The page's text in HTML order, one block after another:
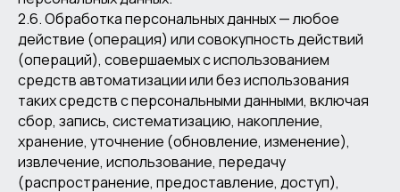
2.6. Обработка персональных данных — любое
действие (операция) или совокупность действий
(операций), совершаемых с использованием
средств автоматизации или без использования
таких средств с персональными данными, включая
сбор, запись, систематизацию, накопление,
хранение, уточнение (обновление, изменение),
извлечение, использование, передачу
(распространение, предоставление, доступ),